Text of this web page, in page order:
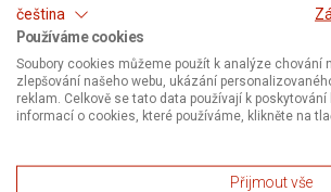
čeština
Používáme cookies
Soubory cookies můžeme použít k analýze chování
zlepšování našeho webu, ukázání
reklam. Celkově se tato data používají k
informací o cookies, které používáme, klikněte na
Přijmout vše